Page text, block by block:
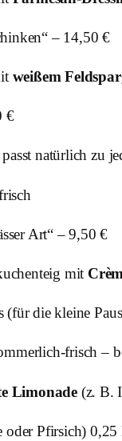
– 14,50 €
weißem
€
passt natürlich zu
Art“ – 9,50 €
mit
die kleine
frisch –
Limonade(z. B.
Pfirsich) 0,25